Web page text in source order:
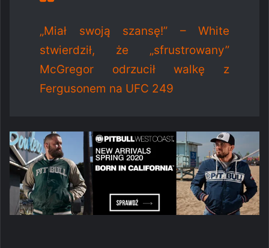
„Miał swoją szansę!” – White
stwierdził, że „sfrustrowany”
McGregor odrzucił walkę z
Fergusonem na UFC 249